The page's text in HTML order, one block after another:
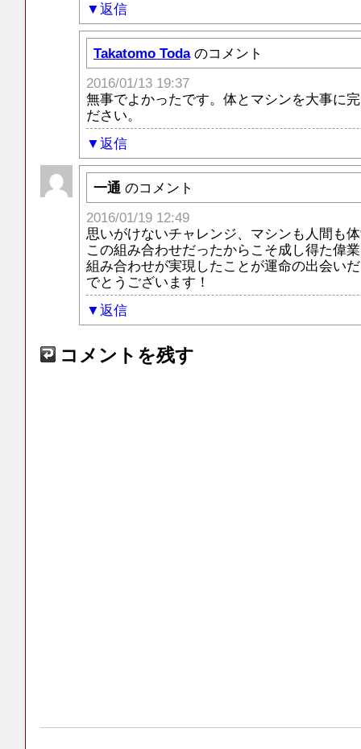
返信
Takatomo Toda のコメント
2016/01/13 19:37
無事でよかったです。体とマシンを大事に
ださい。
返信
一通 のコメント
2016/01/19 12:49
思いがけないチャレンジ、マシンも人間も
この組み合わせだったからこそ成し得た偉
組み合わせが実現したことが運命の出会い
でとうございます！
返信
コメントを残す